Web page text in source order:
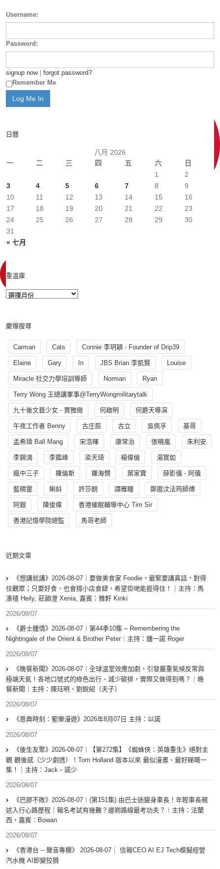
Username:
Password:
signup now| forgot password?
Remember Me
日曆
八月 2026
一
二 三 四 五 六 日
« 七月
1
2
3
4 5 6 7 8
9
10
11 12 13 14 15
16
17
18 19 20 21 22
23
24
25 26 27 28 29
30
31
重溫庫
慶爆搜尋
Carman Cats Connie 李玥穎 - Founder of Drip39
Elaine Gary In JBS Brian 李凱賢 Louise
Miracle 社交力學培訓導師 Norman Ryan
Terry Wong 王總講軍事@TerryWongmilitarytalk
九十後文藝少女 - 賈雅緻 何啟明 何爵天導演
午夜工作者 Benny 古庄辰 古立 吳佩孚 基哥
孟希璘 Ball Mang 宋浩暉 康常治 張曉嵐 朱利安
李錦鴻 李鑑峰 梁天琦 楊偉倫 湯寳如
瘋中三子 羅倫斯 羅海憫 葉家寶 薛影儀 - 阿儀
藍精靈 蝌蚪 許莎朗 譚雁瞳 鄭遨汶法筠師傅
阿銀 陳俊偉 香港催眠輔導中心 Tim Sir
香港記憶學院總監 馬哥老師
近期文章
《想講就講》2026-08-07｜要做美食家 Foodie，最緊要講真話，對得
住觀眾；只要好食，也會撐小店食肆，希望佢哋能捱得住！｜主持：馬
溱禧 Heily, 莊韻澄 Xenia, 嘉賓：雅軒 Kinki
2026/08/07
《爵士鍾情》2026-08-07︱第44季10集 – Remembering the
Nightingale of the Orient & Brother Peter︱主持：鍾一諾 Roger
2026/08/07
《晚餐新聞》2026-08-07｜全球溫室效應加劇，引發嚴重氣候反常與
極端天氣！各地口號式的綠色出行、減少碳排，實際又做得到嗎？｜晚
餐新聞｜主持：陳珏明、劉銳紹（夫子）
2026/08/07
《恩典時刻：聖樂漫遊》2026年8月07日 主持：以諾
2026/08/07
《後生友聚》2026-08-07︱【第272集】《蜘蛛俠：英雄重生》絕對主
觀 觀後感（少少劇透）！Tom Holland 版本以來 最似漫畫、最好睇嘅一
集！｜主持：Jack、諾少
2026/08/07
《巴膠不敗》2026-08-07︱(第151集) 由巴士迷變身車長！年輕車長親
述入行心路歷程｜報名考試有幾難？邊啲路線最考功夫？︱主持：法蘭
西，嘉賓︰Bowan
2026/08/07
《香港台 – 聲音專欄》 2026-08-07｜ 信報CEO AI EJ Tech模擬經營
汽水機 AI即變狡猾